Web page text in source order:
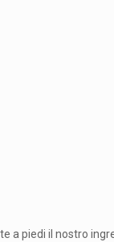
a piedi il nostro